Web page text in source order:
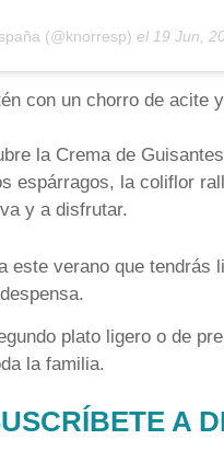
(@knorresp) el19 Jun, 2020 a
con un chorro de acite
la Crema de
espárragos, la coliflor
y a disfrutar.
este verano que
plato ligero o de
la familia.
A